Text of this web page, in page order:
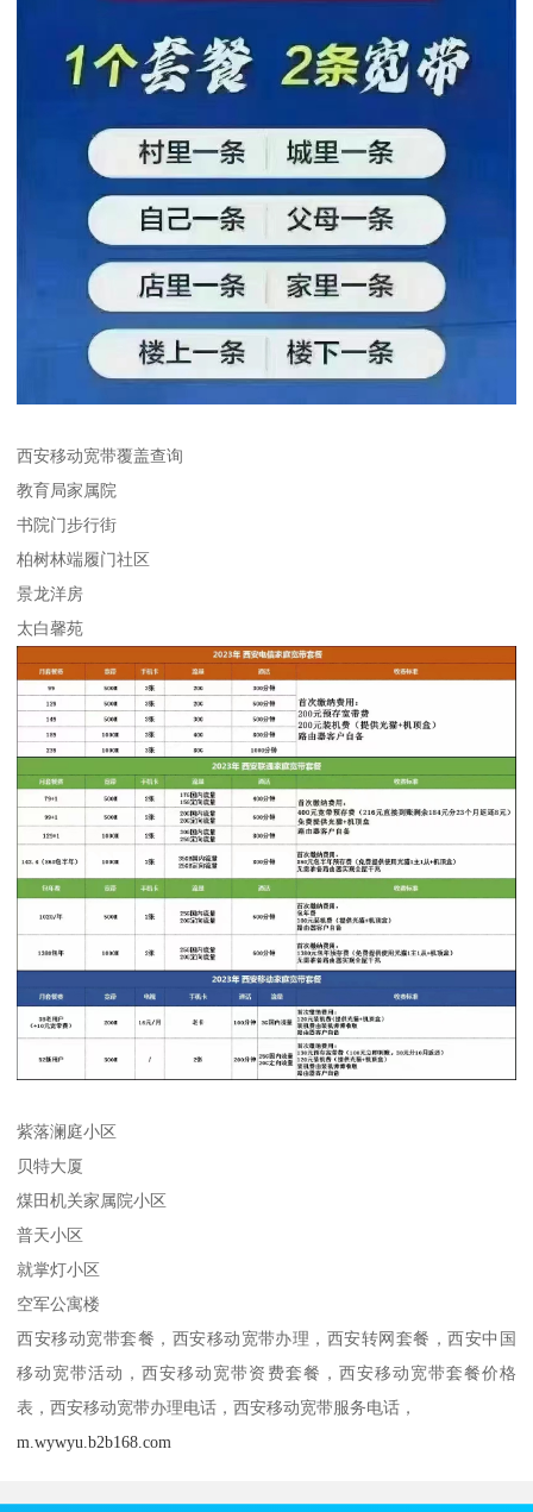
西安移动宽带覆盖查询
教育局家属院
书院门步行街
柏树林端履门社区
景龙洋房
太白馨苑
紫落澜庭小区
贝特大厦
煤田机关家属院小区
普天小区
就掌灯小区
空军公寓楼
西安移动宽带套餐，西安移动宽带办理，西安转网套餐，西安中国
移动宽带活动，西安移动宽带资费套餐，西安移动宽带套餐价格
表，西安移动宽带办理电话，西安移动宽带服务电话，
m.wywyu.b2b168.com